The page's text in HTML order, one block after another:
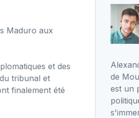
Maduro aux
et des
tribunal et
finalement été
de
est un